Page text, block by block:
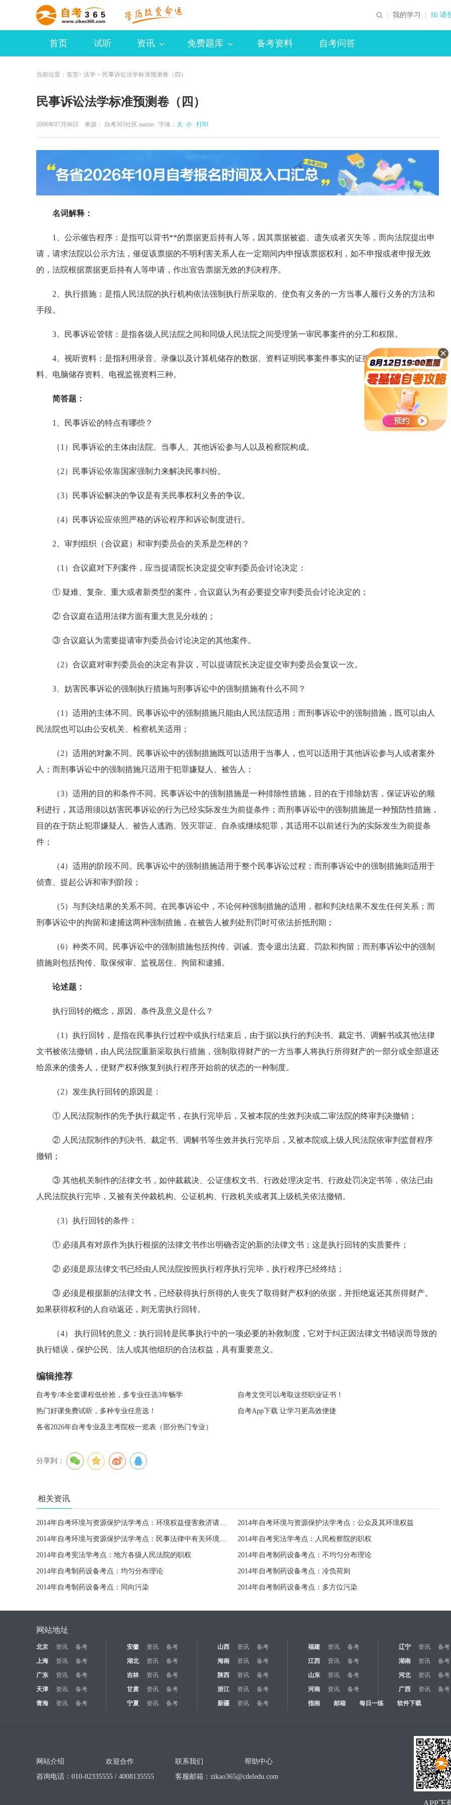
我的学习 Hi 请
首页 试听 资讯 免费题库 备考资料 自考问答
当前位置： 首页> 法学 > 民事诉讼法学标准预测卷（四）
民事诉讼法学标准预测卷（四）
2006年07月06日 来源： 自考365社区 martin 字体： 大 小 打印
名词解释：
1、公示催告程序：是指可以背书**的票据更后持有人等，因其票据被盗、遗失或者灭失等，而向法院提出申
请，请求法院以公示方法，催促该票据的不明利害关系人在一定期间内申报该票据权利，如不申报或者申报无效
的，法院根据票据更后持有人等申请，作出宣告票据无效的判决程序。
2、执行措施：是指人民法院的执行机构依法强制执行所采取的、使负有义务的一方当事人履行义务的方法和
手段。
3、民事诉讼管辖：是指各级人民法院之间和同级人民法院之间受理第一审民事案件的分工和权限。
4、视听资料：是指利用录音、录像以及计算机储存的数据、资料证明民事案件事实的证据，包括录音录像资
料、电脑储存资料、电视监视资料三种。
简答题：
1、民事诉讼的特点有哪些？
（1）民事诉讼的主体由法院、当事人、其他诉讼参与人以及检察院构成。
（2）民事诉讼依靠国家强制力来解决民事纠纷。
（3）民事诉讼解决的争议是有关民事权利义务的争议。
（4）民事诉讼应依照严格的诉讼程序和诉讼制度进行。
2、审判组织（合议庭）和审判委员会的关系是怎样的？
（1）合议庭对下列案件，应当提请院长决定提交审判委员会讨论决定：
① 疑难、复杂、重大或者新类型的案件，合议庭认为有必要提交审判委员会讨论决定的；
② 合议庭在适用法律方面有重大意见分歧的；
③ 合议庭认为需要提请审判委员会讨论决定的其他案件。
（2）合议庭对审判委员会的决定有异议，可以提请院长决定提交审判委员会复议一次。
3、妨害民事诉讼的强制执行措施与刑事诉讼中的强制措施有什么不同？
（1）适用的主体不同。民事诉讼中的强制措施只能由人民法院适用；而刑事诉讼中的强制措施，既可以由人
民法院也可以由公安机关、检察机关适用；
（2）适用的对象不同。民事诉讼中的强制措施既可以适用于当事人，也可以适用于其他诉讼参与人或者案外
人；而刑事诉讼中的强制措施只适用于犯罪嫌疑人、被告人；
（3）适用的目的和条件不同。民事诉讼中的强制措施是一种排除性措施，目的在于排除妨害，保证诉讼的顺
利进行，其适用须以妨害民事诉讼的行为已经实际发生为前提条件；而刑事诉讼中的强制措施是一种预防性措施，
目的在于防止犯罪嫌疑人、被告人逃跑、毁灭罪证、自杀或继续犯罪，其适用不以前述行为的实际发生为前提条
件；
（4）适用的阶段不同。民事诉讼中的强制措施适用于整个民事诉讼过程；而刑事诉讼中的强制措施则适用于
侦查、提起公诉和审判阶段；
（5）与判决结果的关系不同。在民事诉讼中，不论何种强制措施的适用，都和判决结果不发生任何关系；而
刑事诉讼中的拘留和逮捕这两种强制措施，在被告人被判处刑罚时可依法折抵刑期；
（6）种类不同。民事诉讼中的强制措施包括拘传、训诫、责令退出法庭、罚款和拘留；而刑事诉讼中的强制
措施则包括拘传、取保候审、监视居住、拘留和逮捕。
论述题：
执行回转的概念，原因、条件及意义是什么？
（1）执行回转，是指在民事执行过程中或执行结束后，由于据以执行的判决书、裁定书、调解书或其他法律
文书被依法撤销，由人民法院重新采取执行措施，强制取得财产的一方当事人将执行所得财产的一部分或全部退还
给原来的债务人，使财产权利恢复到执行程序开始前的状态的一种制度。
（2）发生执行回转的原因是：
① 人民法院制作的先予执行裁定书，在执行完毕后，又被本院的生效判决或二审法院的终审判决撤销；
② 人民法院制作的判决书、裁定书、调解书等生效并执行完毕后，又被本院或上级人民法院依审判监督程序
撤销；
③ 其他机关制作的法律文书，如仲裁裁决、公证债权文书、行政处理决定书、行政处罚决定书等，依法已由
人民法院执行完毕，又被有关仲裁机构、公证机构、行政机关或者其上级机关依法撤销。
（3）执行回转的条件：
① 必须具有对原作为执行根据的法律文书作出明确否定的新的法律文书；这是执行回转的实质要件；
② 必须是原法律文书已经由人民法院按照执行程序执行完毕，执行程序已经终结；
③ 必须是根据新的法律文书，已经获得执行所得的人丧失了取得财产权利的依据，并拒绝返还其所得财产。
如果获得权利的人自动返还，则无需执行回转。
（4） 执行回转的意义：执行回转是民事执行中的一项必要的补救制度，它对于纠正因法律文书错误而导致的
执行错误，保护公民、法人或其他组织的合法权益，具有重要意义。
编辑推荐
自考专/本全套课程低价抢，多专业任选3年畅学 自考文凭可以考取这些职业证书！
热门好课免费试听，多种专业任意选！ 自考App下载 让学习更高效便捷
各省2026年自考专业及主考院校一览表（部分热门专业）
分享到：
相关资讯
2014年自考环境与资源保护法学考点：环境权益侵害救济请求权 2014年自考环境与资源保护法学考点：公众及其环境权益
2014年自考环境与资源保护法学考点：民事法律中有关环境与资源保护条款 2014年自考宪法学考点：人民检察院的职权
2014年自考宪法学考点：地方各级人民法院的职权 2014年自考制药设备考点：不均匀分布理论
2014年自考制药设备考点：均匀分布理论 2014年自考制药设备考点：冷负荷则
2014年自考制药设备考点：同向污染 2014年自考制药设备考点：多方位污染
网站地址
北京 资讯 备考 安徽 资讯 备考 山西 资讯 备考 福建 资讯 备考 辽宁 资讯
备考
上海
资讯 备考 湖北 资讯 备考 海南 资讯 备考 江西 资讯 备考 湖南 资讯
备考
广东
资讯 备考 吉林 资讯 备考 陕西 资讯 备考 山东 资讯 备考 河北 资讯
备考
天津
资讯 备考 甘肃 资讯 备考 浙江 资讯 备考 河南 资讯 备考 广西 资讯
备考
青海
资讯 备考 宁夏 资讯 备考 新疆 资讯 备考 指南 邮箱 每日一练 软件下载
网站介绍 欢迎合作 联系我们
帮助中心
咨询电话：010-82335555 / 4008135555
客服邮箱： zikao365@cdeledu.com
APP下